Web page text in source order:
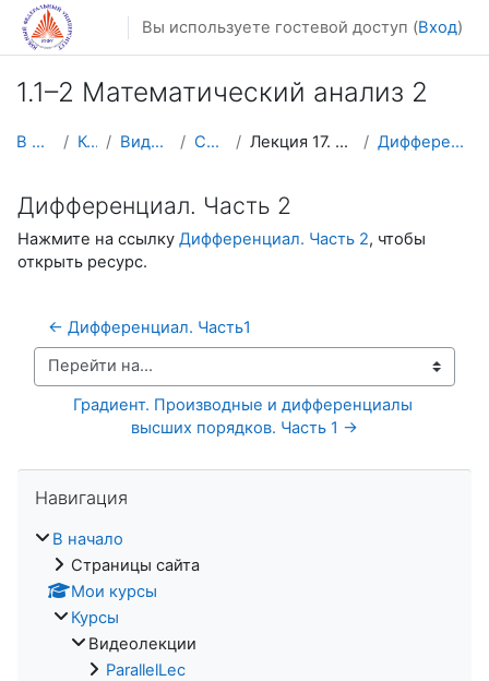
Перейти к основному содержанию
Вы используете гостевой доступ (Вход)
1.1–2 Математический анализ 2
В начало Курсы Видеолекции Calculus2 Лекция 17. Дифференциал Дифференциал. Часть 2
Дифференциал. Часть 2
Нажмите на ссылку Дифференциал. Часть 2, чтобы
открыть ресурс.
← Дифференциал. Часть1
Перейти на...
Градиент. Производные и дифференциалы
высших порядков. Часть 1 →
Навигация
В начало
Страницы сайта
Мои курсы
Курсы
Видеолекции
ParallelLec